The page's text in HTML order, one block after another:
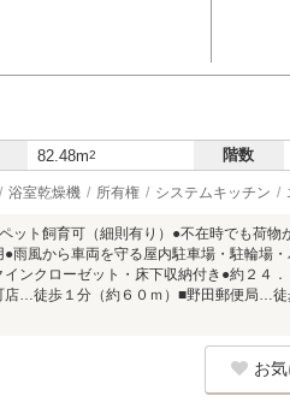
82.48m2 階数
浴室乾燥機 所有権 システムキッチン
ット飼育可（細則有り）●不在時でも荷
雨風から車両を守る屋内駐車場・駐輪場
ンクローゼット・床下収納付き●約２４
店…徒歩１分（約６０ｍ）■野田郵便局…
お